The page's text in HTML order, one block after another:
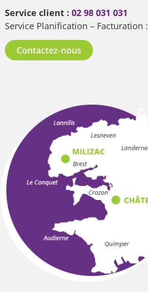
Service client : 02 98 031 031
Service Planification – Facturation :
Contactez-nous